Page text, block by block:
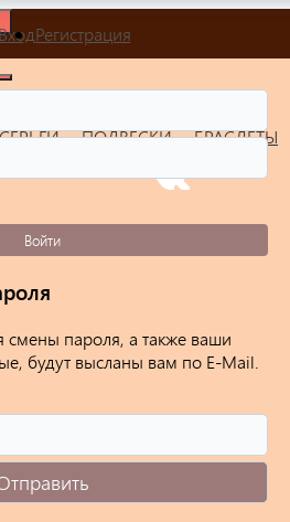
СЕРЬГИ ПОДВЕСКИ БРАСЛЕТЫ
Регистрация
Войти
смены пароля, а также ваши
будут высланы вам по E-Mail.